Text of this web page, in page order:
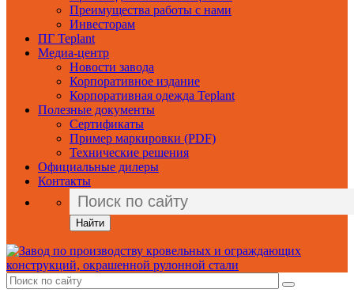
Преимущества работы с нами
Инвесторам
ПГ Teplant
Медиа-центр
Новости завода
Корпоративное издание
Корпоративная одежда Teplant
Полезные документы
Сертификаты
Пример маркировки (PDF)
Технические решения
Официальные дилеры
Контакты
Найти